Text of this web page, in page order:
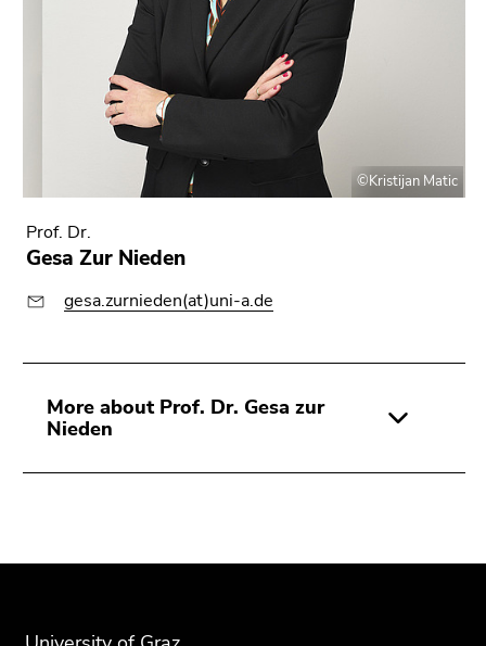
©Kristijan Matic
Prof. Dr.
Gesa Zur Nieden
gesa.zurnieden(at)uni-a.de
More about Prof. Dr. Gesa zur
Nieden
of
of
of